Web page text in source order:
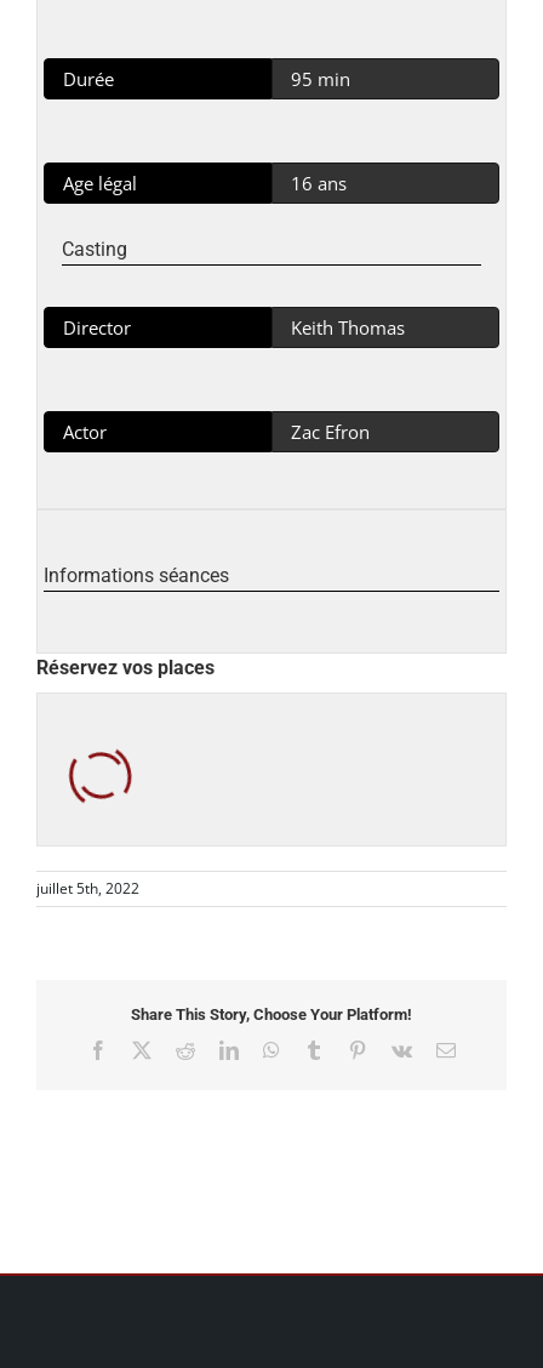
Durée 95 min
Age légal 16 ans
Casting
Director Keith Thomas
Actor Zac Efron
Informations séances
Réservez vos places
juillet 5th, 2022
Share This Story, Choose Your Platform!
Facebook RedditLinkedInWhatsApp
Tumblr Pinterest
Vk Email